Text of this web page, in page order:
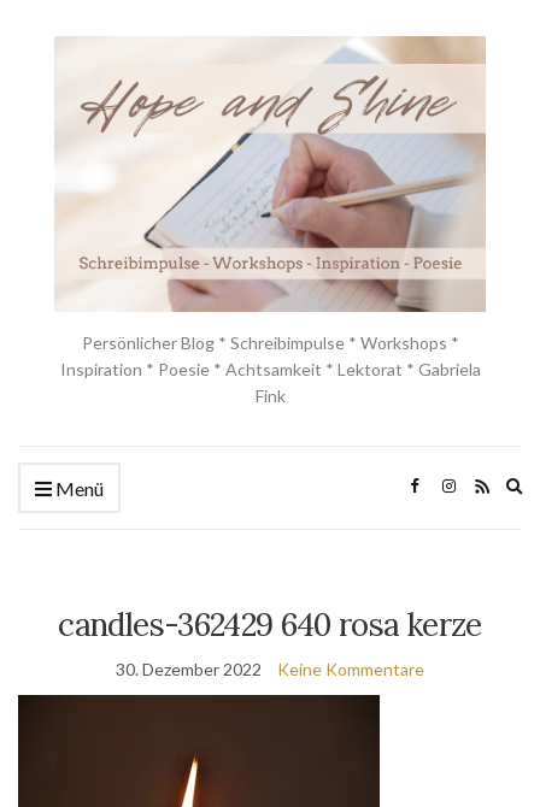
Persönlicher Blog * Schreibimpulse * Workshops *
Inspiration * Poesie * Achtsamkeit * Lektorat * Gabriela
Fink
Menü
candles-362429 640 rosa kerze
30. Dezember 2022 Keine Kommentare